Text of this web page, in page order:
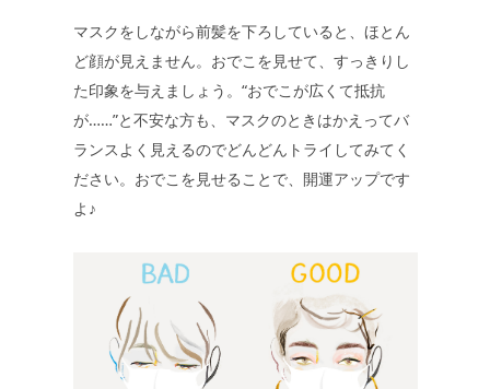
マスクをしながら前髪を下ろしていると、ほとん
ど顔が見えません。おでこを見せて、すっきりし
た印象を与えましょう。“おでこが広くて抵抗
が……”と不安な方も、マスクのときはかえってバ
ランスよく見えるのでどんどんトライしてみてく
ださい。おでこを見せることで、開運アップです
よ♪